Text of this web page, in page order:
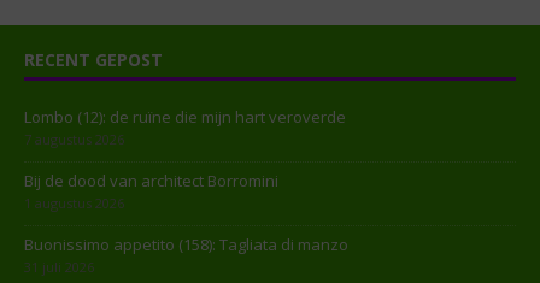
RECENT GEPOST
Lombo (12): de ruïne die mijn hart veroverde
7 augustus 2026
Bij de dood van architect Borromini
1 augustus 2026
Buonissimo appetito (158): Tagliata di manzo
31 juli 2026